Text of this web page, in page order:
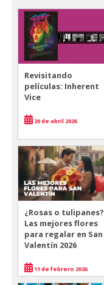
Revisitando
películas: Inherent
Vice
20 de abril 2026
¿Rosas o tulipanes?
Las mejores flores
para regalar en San
Valentín 2026
11 de febrero 2026